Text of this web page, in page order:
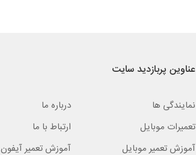
عناوین پربازدید سایت
نمایندگی ها درباره ما
تعمیرات موبایل
ارتباط با ما
آموزش تعمیر موبایل
آموزش تعمیر